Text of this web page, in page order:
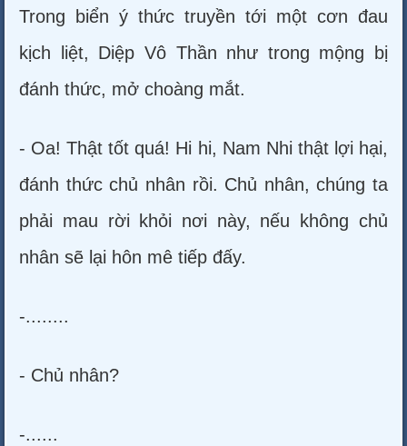
Trong biển ý thức truyền tới một cơn đau
kịch liệt, Diệp Vô Thần như trong mộng bị
đánh thức, mở choàng mắt.
- Oa! Thật tốt quá! Hi hi, Nam Nhi thật lợi hại,
đánh thức chủ nhân rồi. Chủ nhân, chúng ta
phải mau rời khỏi nơi này, nếu không chủ
nhân sẽ lại hôn mê tiếp đấy.
-........
- Chủ nhân?
-......